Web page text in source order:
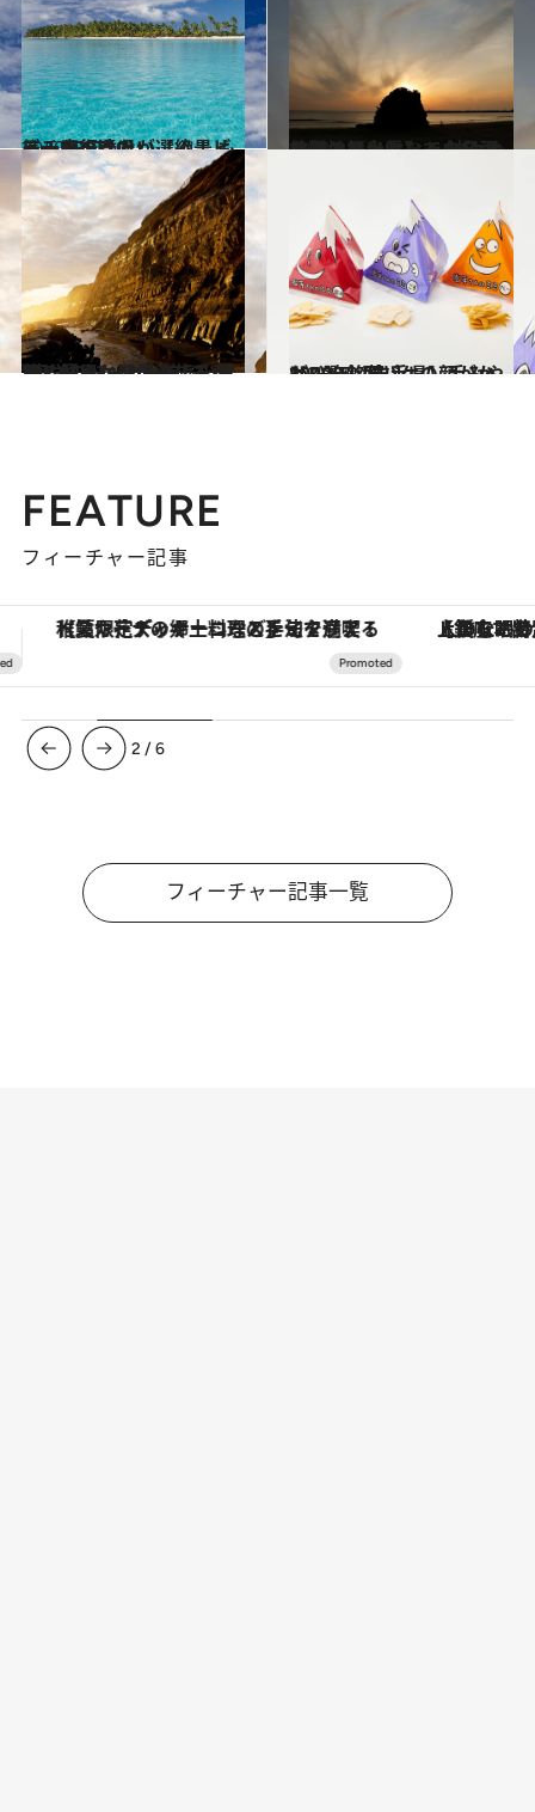
2020.5.2
ビーチの達人が選ぶ！ もう一度行きたい【絶景ビーチBEST10】
旅＆お出かけ 2021.1.2
神話の舞台となった日没の聖地【出雲】で 神々ゆかりのサンセットの名所を巡る
旅＆お出かけ
2021.2.13
“東洋のドーバー”【千葉】屛風ケ浦の 美しい夕日と鮮やかな大漁旗を愛でる
旅＆お出かけ 2020.12.27
2020年【岩手県】手みやげ3選 山型パケの顔がかわいい銘菓
グルメ
FEATURE
フィーチャー記事
【銀座で出合う最旬美容】美髪ケアや上質な眠り…セルフケアのアップデートから、特別な名入れギフトまで。大人のための「ReFa GINZA」クルーズ
3 /6
フィーチャー記事一覧